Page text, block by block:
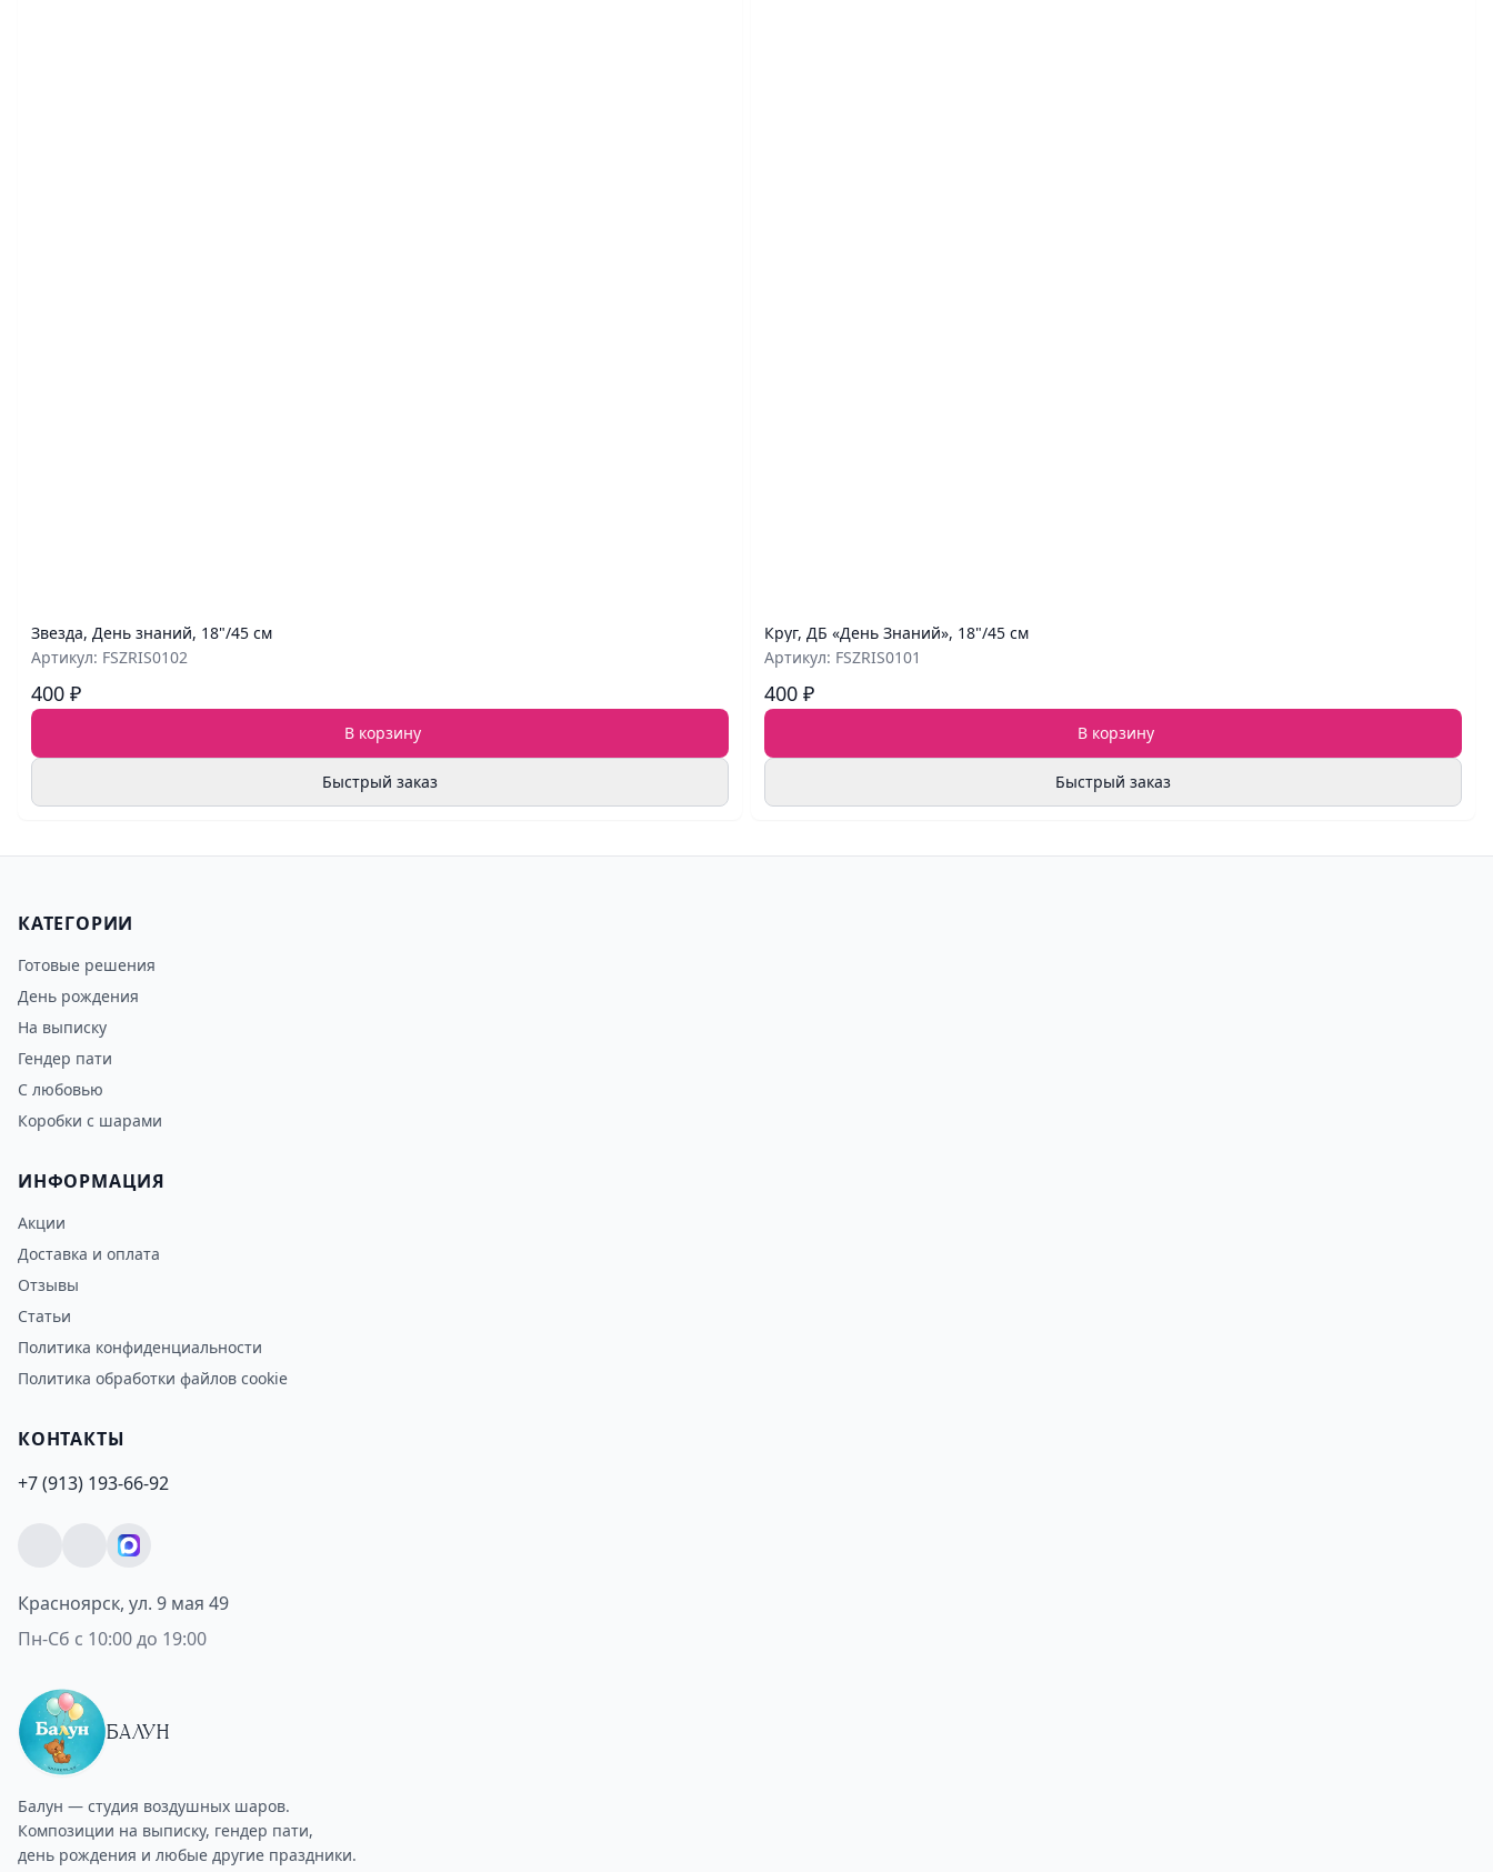
Звезда, День знаний, 18"/45 см
Артикул: FSZRIS0102
400 ₽
В корзину
Быстрый заказ
Круг, ДБ «День Знаний», 18"/45 см
Артикул: FSZRIS0101
400 ₽
В корзину
Быстрый заказ
КАТЕГОРИИ
Готовые решения
День рождения
На выписку
Гендер пати
С любовью
Коробки с шарами
ИНФОРМАЦИЯ
Акции
Доставка и оплата
Отзывы
Статьи
Политика конфиденциальности
Политика обработки файлов cookie
КОНТАКТЫ
+7 (913) 193-66-92
Красноярск, ул. 9 мая 49
Пн-Сб с 10:00 до 19:00
БАЛУН
Балун — студия воздушных шаров.
Композиции на выписку, гендер пати,
день рождения и любые другие праздники.